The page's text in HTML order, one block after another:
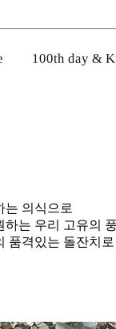
100th day &
는 의식으로
는 우리 고유의
품격있는 돌잔치